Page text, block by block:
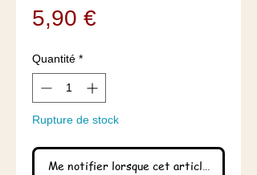
5,90 €
Quantité *
Rupture de stock
Me notifier lorsque cet article est